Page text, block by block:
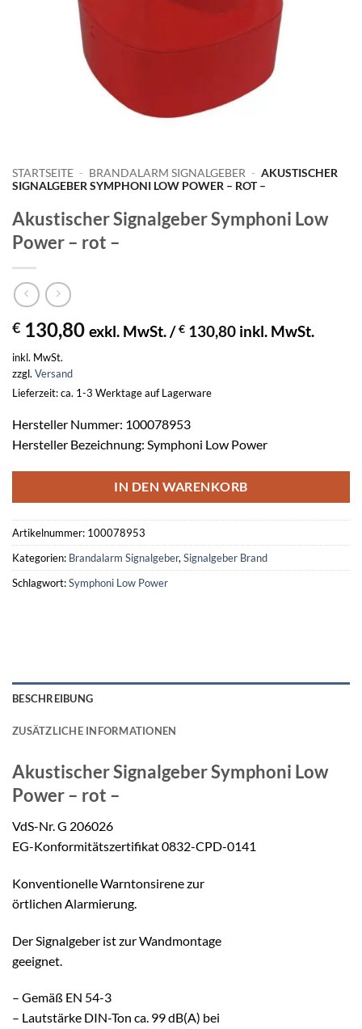
STARTSEITE - BRANDALARM SIGNALGEBER - AKUSTISCHER
SIGNALGEBER SYMPHONI LOW POWER – ROT –
Akustischer Signalgeber Symphoni Low
Power – rot –
€ 130,80 exkl. MwSt. /€ 130,80 inkl. MwSt.
inkl. MwSt.
zzgl. Versand
Lieferzeit: ca. 1-3 Werktage auf Lagerware
Hersteller Nummer: 100078953
Hersteller Bezeichnung: Symphoni Low Power
IN DEN WARENKORB
Artikelnummer: 100078953
Kategorien: Brandalarm Signalgeber, Signalgeber Brand
Schlagwort:Symphoni Low Power
BESCHREIBUNG
ZUSÄTZLICHE INFORMATIONEN
Akustischer SignalgeberSymphoni Low
Power – rot –
VdS-Nr. G 206026
EG-Konformitätszertifikat 0832-CPD-0141
Konventionelle Warntonsirene zur
örtlichen Alarmierung.
Der Signalgeber ist zur Wandmontage
geeignet.
– Gemäß EN 54-3
– Lautstärke DIN-Ton ca. 99 dB(A) bei